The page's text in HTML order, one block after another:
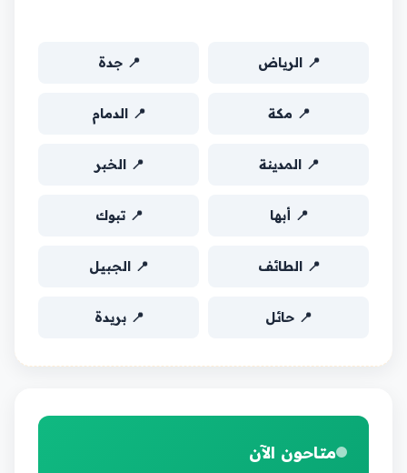
📍 الرياض 📍 جدة
📍 مكة 📍 الدمام
📍 المدينة 📍 الخبر
📍 أبها 📍 تبوك
📍 الطائف 📍 الجبيل
📍 حائل 📍 بريدة
متاحون الآن